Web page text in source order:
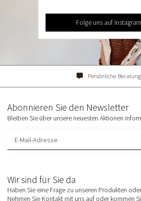
Folge uns auf Instagram
Persönliche Beratung
Wir sind für Sie da
Haben Sie eine Frage zu unseren Produkten
Nehmen Sie Kontakt mit uns auf oder kommen
Abonnieren Sie den Newsletter
Bleiben Sie über unsere neuesten Aktionen